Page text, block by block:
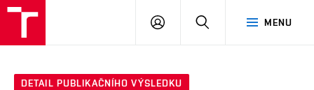
MENU
PŘIHLÁSIT
DETAIL PUBLIKAČNÍHO VÝSLEDKU